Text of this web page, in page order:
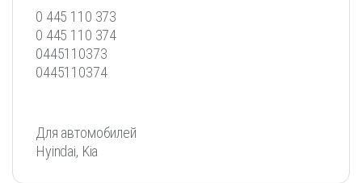
0 445 110 373
0 445 110 374
0445110373
0445110374
Для автомобилей
Hyindai, Kia